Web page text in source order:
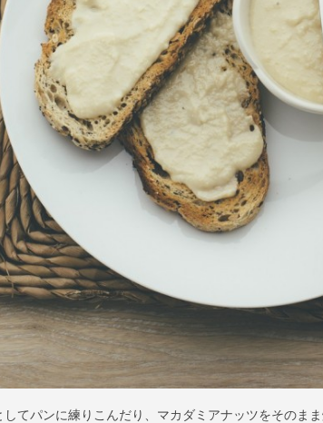
てパンに練りこんだり、マカダミアナッツをそのま